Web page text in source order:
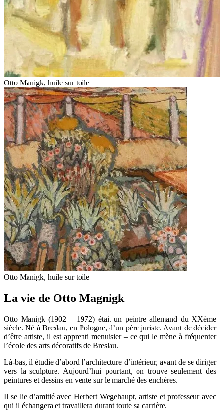
Otto Manigk, huile sur toile
Otto Manigk, huile sur toile
La vie de Otto Magnigk
Otto Manigk (1902 – 1972) était un peintre allemand du XXème
siècle. Né à Breslau, en Pologne, d’un père juriste. Avant de décider
d’être artiste, il est apprenti menuisier – ce qui le mène à fréquenter
l’école des arts décoratifs de Breslau.
Là-bas, il étudie d’abord l’architecture d’intérieur, avant de se diriger
vers la sculpture. Aujourd’hui pourtant, on trouve seulement des
peintures et dessins en vente sur le marché des enchères.
Il se lie d’amitié avec Herbert Wegehaupt, artiste et professeur avec
qui il échangera et travaillera durant toute sa carrière.